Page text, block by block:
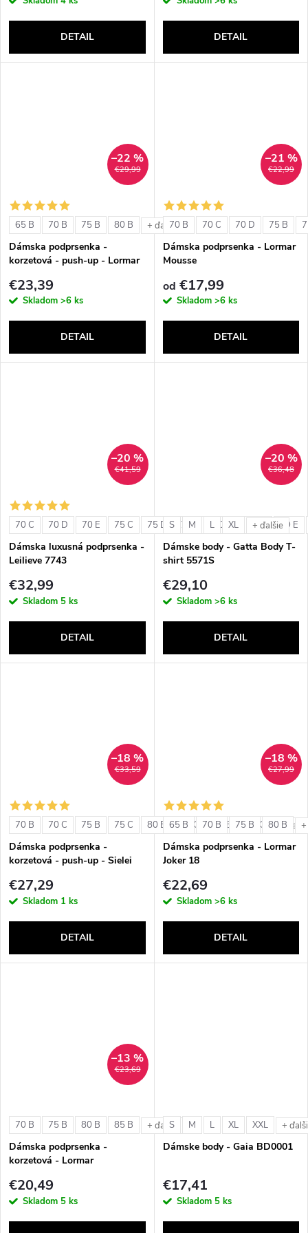
DETAIL DETAIL
€29,99
–22 %
65 B 70 B 75 B 80 B + ďalšie
Dámska podprsenka -
korzetová - push-up - Lormar
€23,39
Skladom >6 ks
DETAIL
€22,99
–21 %
70 B 70 C 70 D 75 B
Dámska podprsenka - Lormar
Mousse
od €17,99
Skladom >6 ks
DETAIL
€41,59
–20 %
70 C 70 D 70 E 75 C 75 D 75 E 80 C 80 D 80 E
Dámska luxusná podprsenka -
Leilieve 7743
€32,99
Skladom 5 ks
DETAIL
€36,48
–20 %
S M L XL + ďalšie
Dámske body - Gatta Body T-
shirt 5571S
€29,10
Skladom >6 ks
DETAIL
€33,59
–18 %
70 B 70 C 75 B 75 C 80 B 80 C 85 B 85 C +
Dámska podprsenka -
korzetová - push-up - Sielei
€27,29
Skladom 1 ks
DETAIL
€27,99
–18 %
65 B 70 B 75 B 80 B
Dámska podprsenka - Lormar
Joker 18
€22,69
Skladom >6 ks
DETAIL
€23,69
–13 %
70 B 75 B 80 B 85 B + ďalšie
Dámska podprsenka -
korzetová - Lormar
€20,49
Skladom 5 ks
S M L XL XXL +
Dámske body - Gaia BD0001
€17,41
Skladom 5 ks